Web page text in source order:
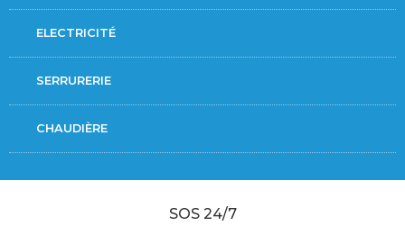
ELECTRICITÉ
SERRURERIE
CHAUDIÈRE
SOS 24/7